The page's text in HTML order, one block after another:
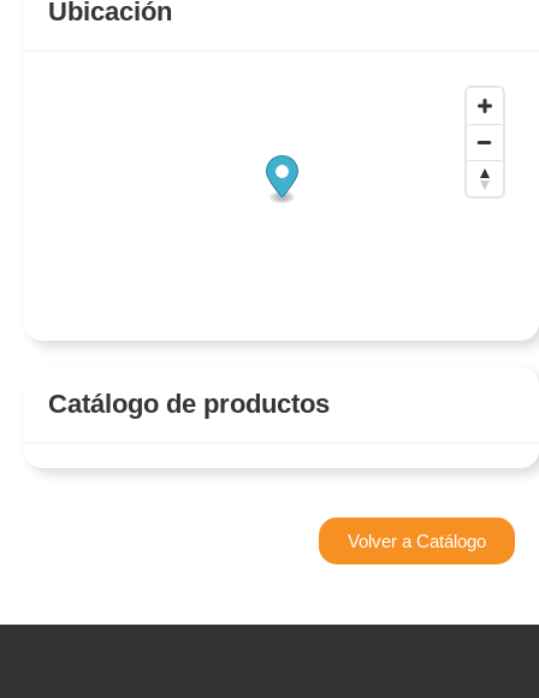
Ubicación
Catálogo de productos
Volver a Catálogo